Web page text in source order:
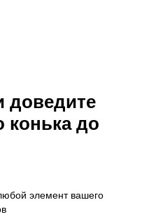
доведите
конька до
элемент вашего